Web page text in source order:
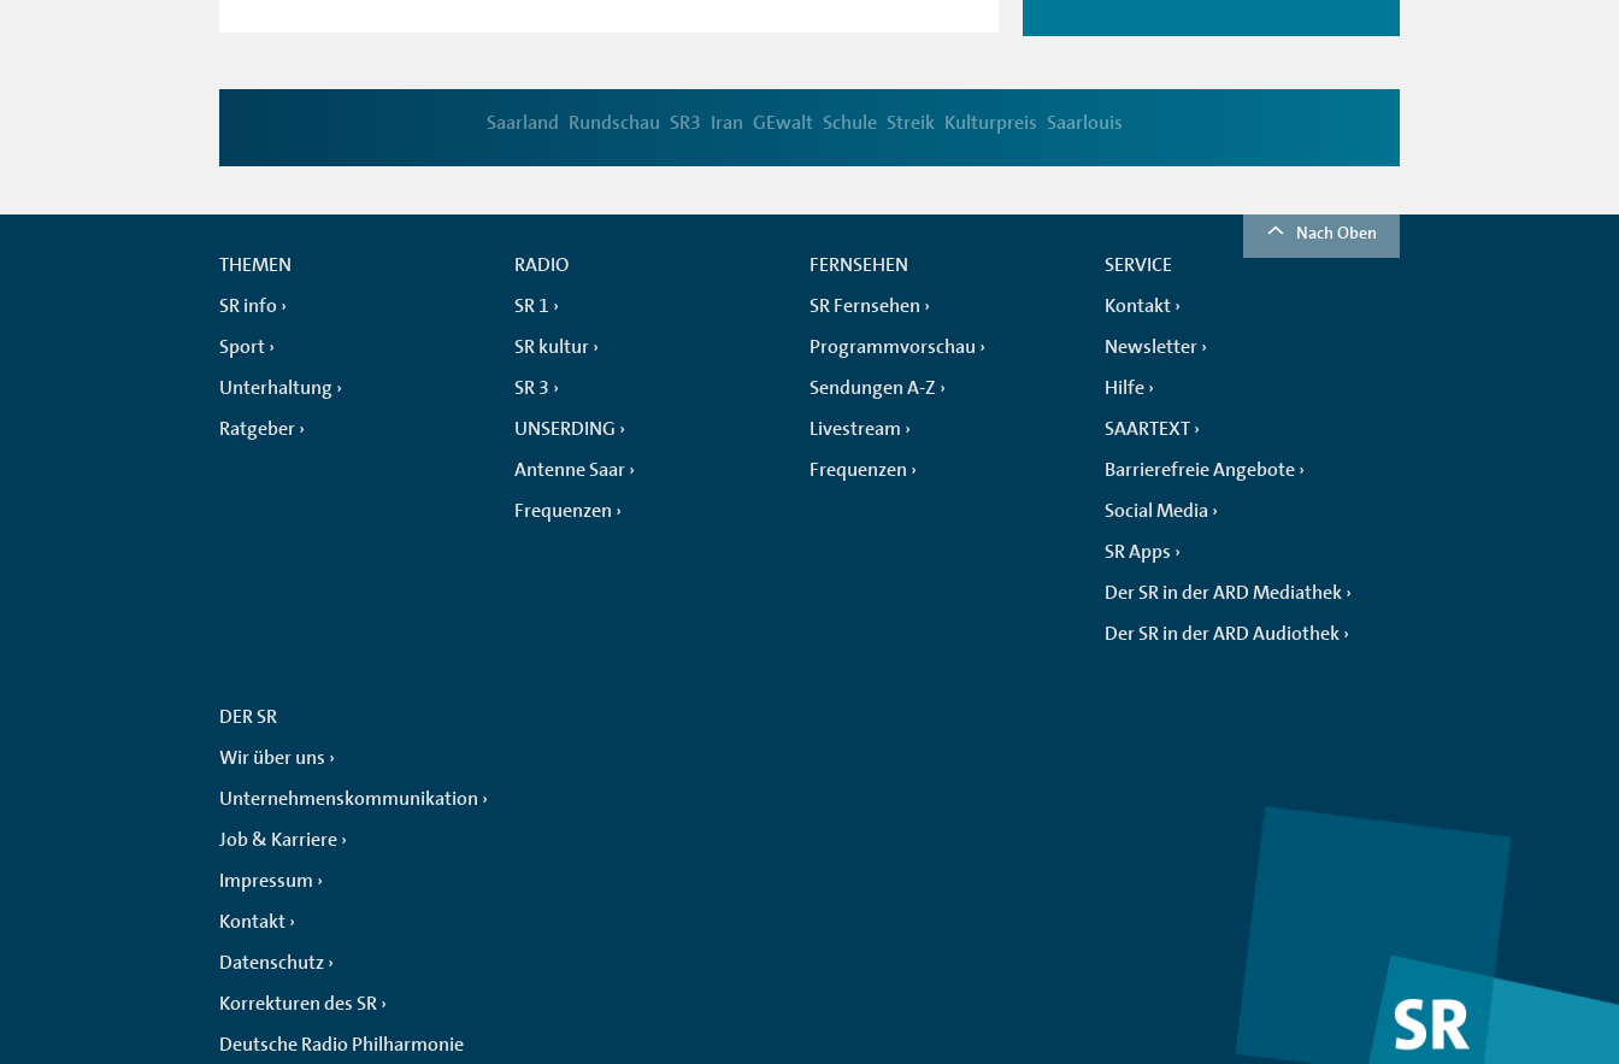
Saarland Rundschau SR3 Iran GEwalt Schule Streik Kulturpreis Saarlouis
Nach Oben
THEMEN
SR info
Sport
Unterhaltung
Ratgeber
RADIO
SR 1
SR kultur
SR 3
UNSERDING
Antenne Saar
Frequenzen
FERNSEHEN
SR Fernsehen
Programmvorschau
Sendungen A-Z
Livestream
Frequenzen
SERVICE
Kontakt
Newsletter
Hilfe
SAARTEXT
Barrierefreie Angebote
Social Media
SR Apps
Der SR in der ARD Mediathek
Der SR in der ARD Audiothek
DER SR
Wir über uns
Unternehmenskommunikation
Job & Karriere
Impressum
Kontakt
Datenschutz
Korrekturen des SR
Deutsche Radio Philharmonie